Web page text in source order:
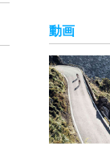
動画